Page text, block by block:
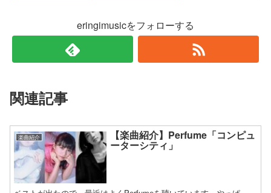
eringimusicをフォローする
関連記事
楽曲紹介 【楽曲紹介】Perfume「コンピュ
ーターシティ」